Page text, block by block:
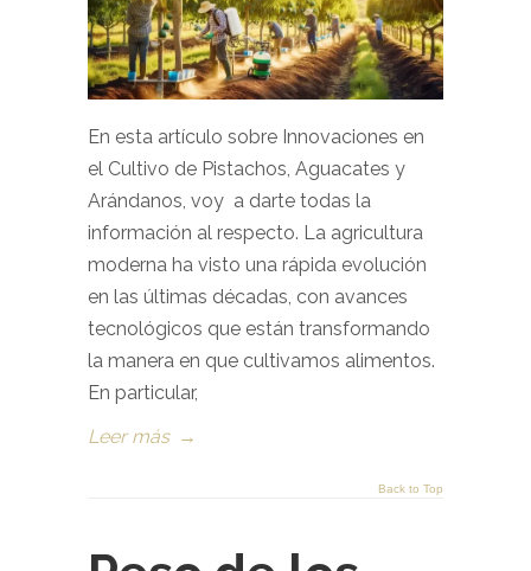
En esta artículo sobre Innovaciones en
el Cultivo de Pistachos, Aguacates y
Arándanos, voy a darte todas la
información al respecto. La agricultura
moderna ha visto una rápida evolución
en las últimas décadas, con avances
tecnológicos que están transformando
la manera en que cultivamos alimentos.
En particular,
Leer más →
Back to Top